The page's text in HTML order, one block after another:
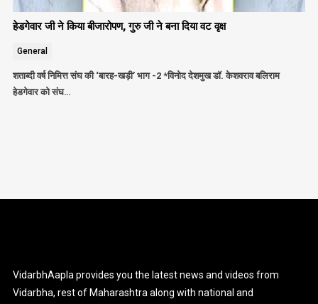
हेडगेवार जी ने किया बीजारोपण, गुरु जी ने बना दिया वट वृक्ष
General
शताब्दी वर्ष निमित्त संघ की ‘बारह-खड़ी’ भाग -2 *विनोद देशमुख डॉ. केशवराव बलिराम
हेडगेवार को संघ…
VidarbhAapla provides you the latest news and videos from
Vidarbha, rest of Maharashtra along with national and